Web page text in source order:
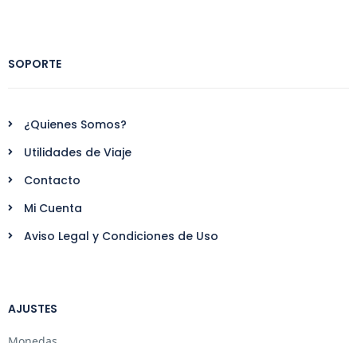
SOPORTE
¿Quienes Somos?
Utilidades de Viaje
Contacto
Mi Cuenta
Aviso Legal y Condiciones de Uso
AJUSTES